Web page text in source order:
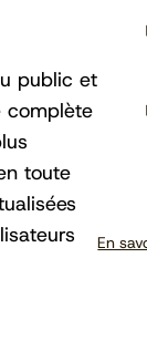
public et
complète
toute
En